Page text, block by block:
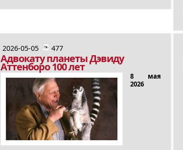
2026-05-05 477
Адвокату планеты Дэвиду
Аттенборо 100 лет
8 мая
2026